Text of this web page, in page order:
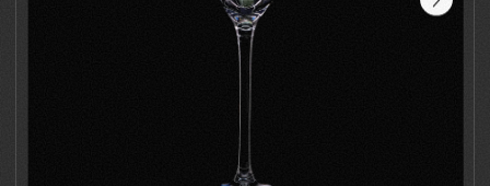
Бокал для белого вина "Роза бутон розовая"